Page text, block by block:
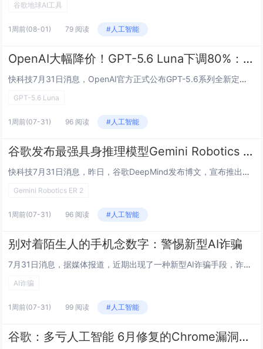
谷歌地球AI工具
1周前(08-01) 79 阅读 #人工智能
OpenAI大幅降价！GPT-5.6 Luna下调80%：性价比超DeepSeek V4 Pro
快科技7月31日消息，OpenAI官方正式公布GPT-5.6系列全新定价方案，本次调价仅针对Terra、Luna两款中端、轻量级模型，旗舰GPT-5.6 Sol定价维持不变。其中，面向批量轻量化推理场景的Luna迎来史上最大幅度调价，输入、...
GPT-5.6 Luna
1周前(07-31) 96 阅读 #人工智能
谷歌发布最强具身推理模型Gemini Robotics ER 2：支持连续视频理解与多机器人协作
快科技7月31日消息，昨日，谷歌DeepMind发布博文，宣布推出一款全新的、面向机器人的人工智能模型，声称可使人形机器人能够协调全身动作。新模型名为Gemini Robotics 2，其能够让机器人在执行任务时完成行走、下蹲、操控物体等动...
Gemini Robotics ER 2
1周前(07-31) 96 阅读 #人工智能
别对着陌生人的手机念数字：警惕新型AI诈骗
7月31日消息，据媒体报道，近期出现了一种新型AI诈骗手段，诈骗团伙借助老年人进行行骗。他们让老人以“看不清银行卡号”为由，诱骗热心的路人对着正在视频通话的手机朗读银行卡号或一些看似无关的数字组合，从而在不知不觉中获取受害者的敏感信息。骗子...
AI诈骗
1周前(07-31) 99 阅读 #人工智能
谷歌：多亏人工智能 6月修复的Chrome漏洞比过去两年还多